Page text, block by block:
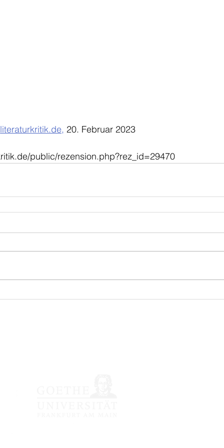
literaturkritik.de, 20. Februar 2023
public/rezension.php?rez_id=29470